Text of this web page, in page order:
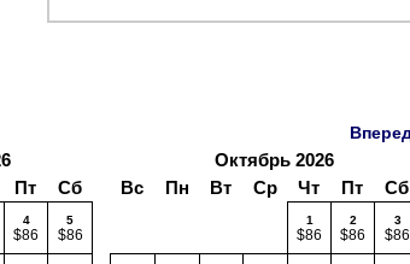
Октябрь 2026
Пт Сб Вс Пн Вт Ср Чт Пт Сб
4
$86
5
$86
1
$86
2
$86
3
$86